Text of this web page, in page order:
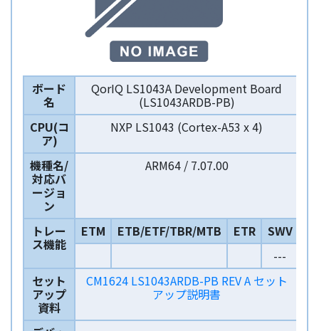
ボード
名
QorIQ LS1043A Development Board
(LS1043ARDB-PB)
CPU(コ
ア)
NXP LS1043 (Cortex-A53 x 4)
機種名/
対応バ
ージョ
ン
ARM64 / 7.07.00
トレー
ス機能
ETM ETB/ETF/TBR/MTB ETR
SWV
---
セット
アップ
資料
CM1624 LS1043ARDB-PB REV A セット
アップ説明書